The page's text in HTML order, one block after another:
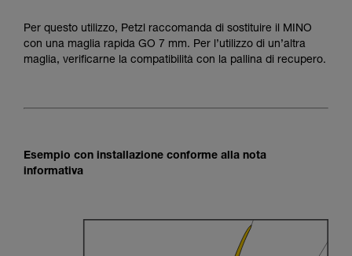
Per questo utilizzo, Petzl raccomanda di sostituire il MINO
con una maglia rapida GO 7 mm. Per l’utilizzo di un’altra
maglia, verificarne la compatibilità con la pallina di recupero.
Esempio con installazione conforme alla nota
informativa